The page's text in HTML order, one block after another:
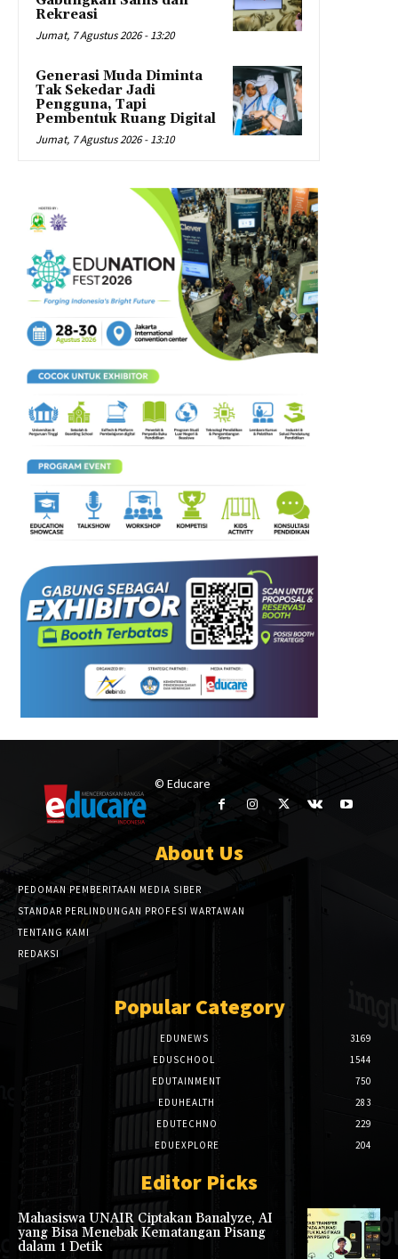
Rekreasi
Jumat, 7 Agustus 2026 - 13:20
Generasi Muda Diminta
Tak Sekedar Jadi
Pengguna, Tapi
Pembentuk Ruang Digital
Jumat, 7 Agustus 2026 - 13:10
© Educare
About Us
PEDOMAN PEMBERITAAN MEDIA SIBER
STANDAR PERLINDUNGAN PROFESI WARTAWAN
TENTANG KAMI
REDAKSI
Popular Category
EDUNEWS
3169
EDUSCHOOL
1544
EDUTAINMENT
750
EDUHEALTH
283
EDUTECHNO
229
EDUEXPLORE
204
Editor Picks
Mahasiswa UNAIR Ciptakan Banalyze, AI
yang Bisa Menebak Kematangan Pisang
dalam 1 Detik